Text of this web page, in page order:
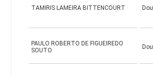
TAMIRIS LAMEIRA BITTENCOURT
PAULO ROBERTO DE FIGUEIREDO
SOUTO